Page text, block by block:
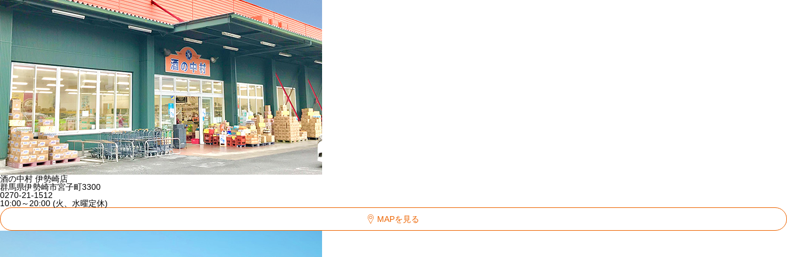
酒の中村 伊勢崎店
群馬県伊勢崎市宮子町3300
0270-21-1512
10:00～20:00 (火、水曜定休)
MAPを見る